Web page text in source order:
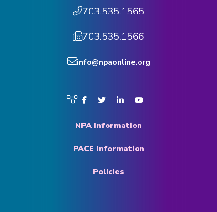
703.535.1565
703.535.1566
info@npaonline.org
Visit
on
Facebook
TwitterLinkedInYouTube
NPA Information
PACE Information
Policies